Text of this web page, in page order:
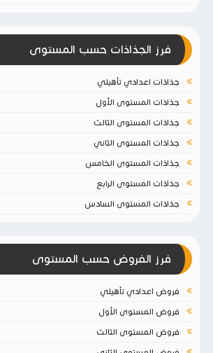
فرز الجذاذات حسب المستوى
جذاذات اعدادي تأهيلي
جذاذات المستوى الأول
جذاذات المستوى الثالث
جذاذات المستوى الثاني
جذاذات المستوى الخامس
جذاذات المستوى الرابع
جذاذات المستوى السادس
فرز الفروض حسب المستوى
فروض اعدادي تأهيلي
فروض المستوى الأول
فروض المستوى الثالث